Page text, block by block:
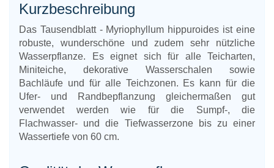
Kurzbeschreibung
Das Tausendblatt - Myriophyllum hippuroides ist eine
robuste, wunderschöne und zudem sehr nützliche
Wasserpflanze. Es eignet sich für alle Teicharten,
Miniteiche, dekorative Wasserschalen sowie
Bachläufe und für alle Teichzonen. Es kann für die
Ufer- und Randbepflanzung gleichermaßen gut
verwendet werden wie für die Sumpf-, die
Flachwasser- und die Tiefwasserzone bis zu einer
Wassertiefe von 60 cm.